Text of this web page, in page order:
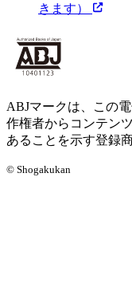
きます）
ABJマークは、この
作権者からコンテン
あることを示す登録
© Shogakukan